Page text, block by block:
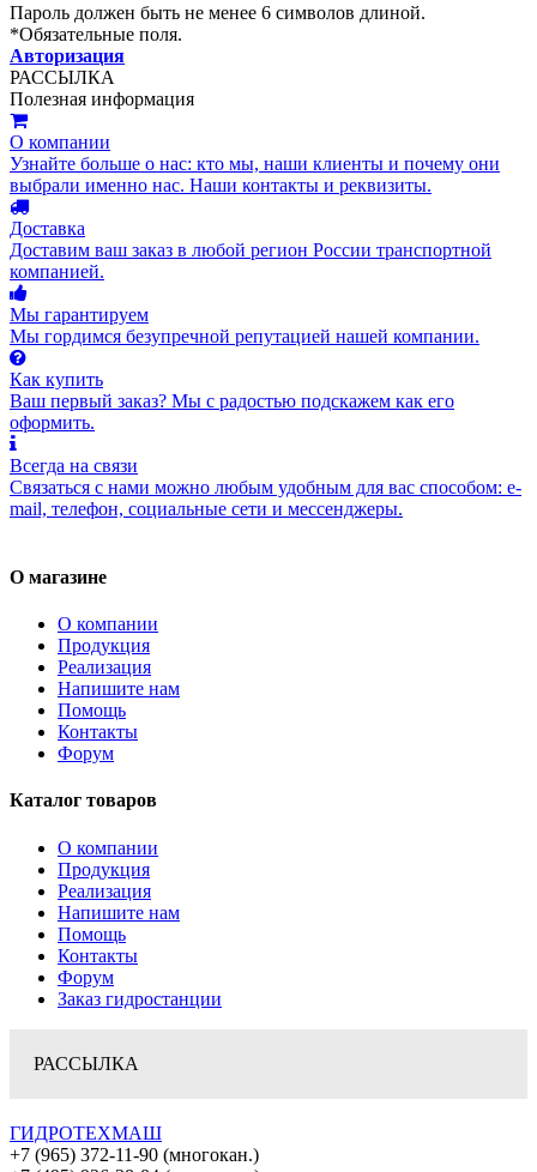
Пароль должен быть не менее 6 символов длиной.
*Обязательные поля.
Авторизация
РАССЫЛКА
Полезная информация
О компании
Узнайте больше о нас: кто мы, наши клиенты и почему они
выбрали именно нас. Наши контакты и реквизиты.
Доставка
Доставим ваш заказ в любой регион России транспортной
компанией.
Мы гарантируем
Мы гордимся безупречной репутацией нашей компании.
Как купить
Ваш первый заказ? Мы с радостью подскажем как его
оформить.
Всегда на связи
Связаться с нами можно любым удобным для вас способом: e-
mail, телефон, социальные сети и мессенджеры.
О магазине
О компании
Продукция
Реализация
Напишите нам
Помощь
Контакты
Форум
Каталог товаров
О компании
Продукция
Реализация
Напишите нам
Помощь
Контакты
Форум
Заказ гидростанции
РАССЫЛКА
ГИДРОТЕХМАШ
+7 (965) 372-11-90 (многокан.)